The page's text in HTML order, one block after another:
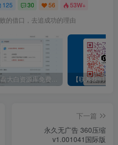
125 30 56 53W+
的借口，去追成功的理由
度盘大白资源库免费领啦！！！
下一篇
永久无广告 360压缩
v1.001041国际版